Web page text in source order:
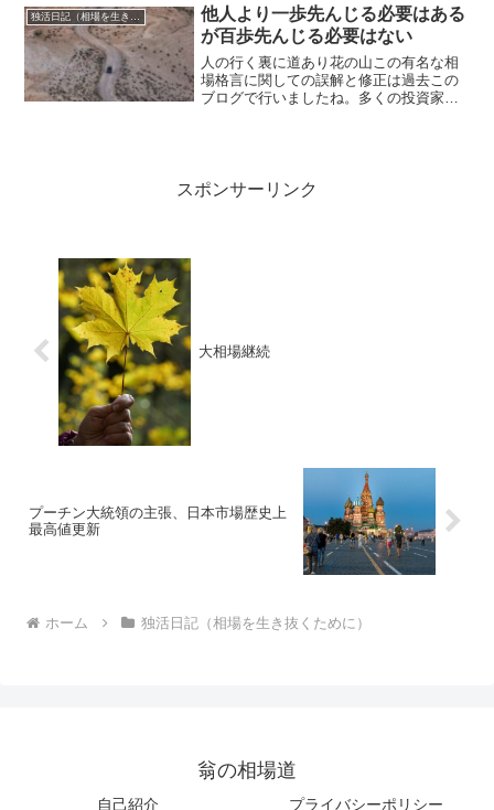
ありません。私は相場師と...
他人より一歩先んじる必要はある
が百歩先んじる必要はない
人の行く裏に道あり花の山この有名な相
場格言に関しての誤解と修正は過去この
ブログで行いましたね。多くの投資家た
スポンサーリンク
大相場継続
プーチン大統領の主張、日本市場歴史上
最高値更新
ホーム 独活日記（相場を生き抜くために）
翁の相場道
自己紹介 プライバシーポリシー